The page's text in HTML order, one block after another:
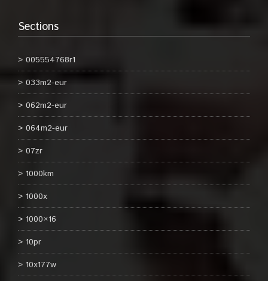
Sections
005554768r1
033m2-eur
062m2-eur
064m2-eur
07zr
1000km
1000x
1000×16
10pr
10x177w